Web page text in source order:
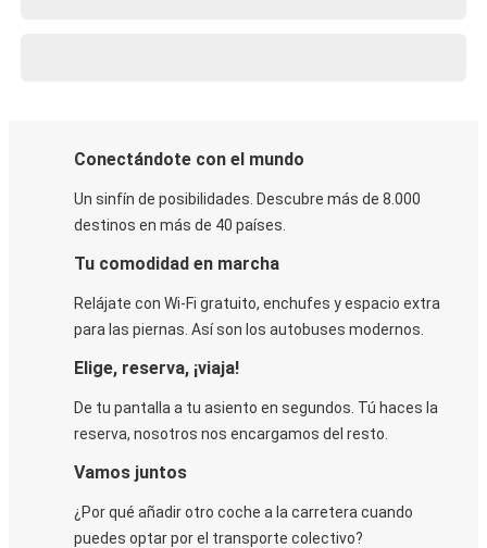
Conectándote con el mundo
Un sinfín de posibilidades. Descubre más de 8.000
destinos en más de 40 países.
Tu comodidad en marcha
Relájate con Wi-Fi gratuito, enchufes y espacio extra
para las piernas. Así son los autobuses modernos.
Elige, reserva, ¡viaja!
De tu pantalla a tu asiento en segundos. Tú haces la
reserva, nosotros nos encargamos del resto.
Vamos juntos
¿Por qué añadir otro coche a la carretera cuando
puedes optar por el transporte colectivo?